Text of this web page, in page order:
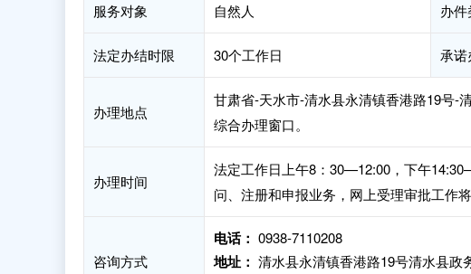
服务对象 自然人 办件
法定办结时限 30个工作日 承诺
办理地点
甘肃省-天水市-清水县永清镇香港路19号-
综合办理窗口。
办理时间
法定工作日上午8：30—12:00，下午
问、注册和申报业务，网上受理审批工作
咨询方式
电话： 0938-7110208
地址： 清水县永清镇香港路19号清水县政